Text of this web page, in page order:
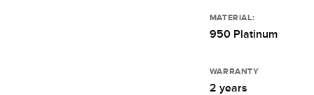
MATERIAL:
950 Platinum
WARRANTY
2 years